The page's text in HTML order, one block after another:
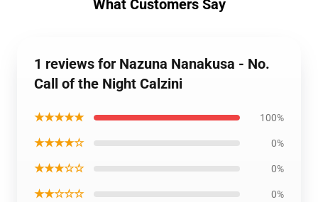
What Customers Say
1 reviews for Nazuna Nanakusa - No.
Call of the Night Calzini
★★★★★ 100%
★★★★☆ 0%
★★★☆☆ 0%
★★☆☆☆ 0%